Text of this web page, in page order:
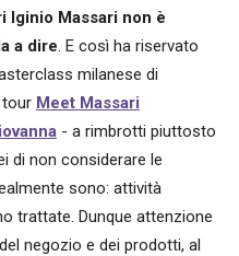
Iginio Massari non è
a dire. E così ha riservato
milanese di
Meet Massari
- a rimbrotti piuttosto
di non considerare le
sono: attività
trattate. Dunque attenzione
negozio e dei prodotti, al